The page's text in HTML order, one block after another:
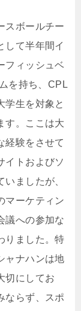
スボールチー
して半年間イ
フィッシュベ
を持ち、CPL
学生を対象と
す。ここは大
経験をさせて
イトおよびソ
ましたが、
マーケティン
議への参加な
りました。特
ャナハンは地
切にしてお
ならず、スポ